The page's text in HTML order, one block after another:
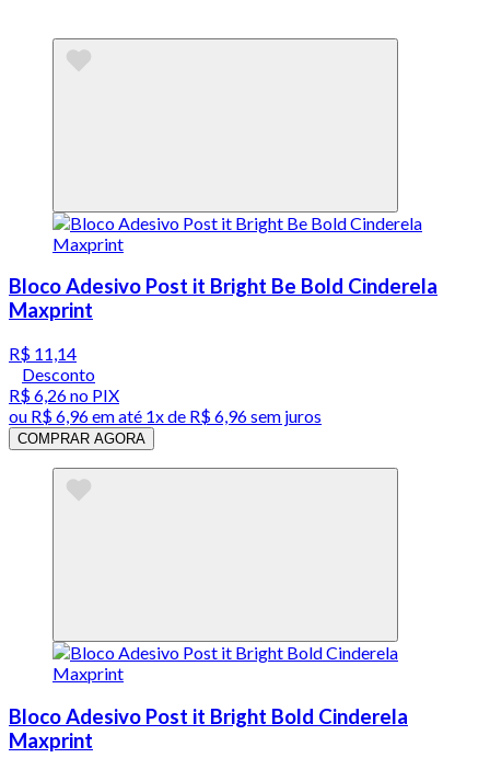
Bloco Adesivo Post it Bright Be Bold Cinderela
Maxprint
R$ 11,14
Desconto
R$ 6,26no PIX
ou R$ 6,96em até 1x de R$ 6,96sem juros
COMPRAR AGORA
Bloco Adesivo Post it Bright Bold Cinderela
Maxprint